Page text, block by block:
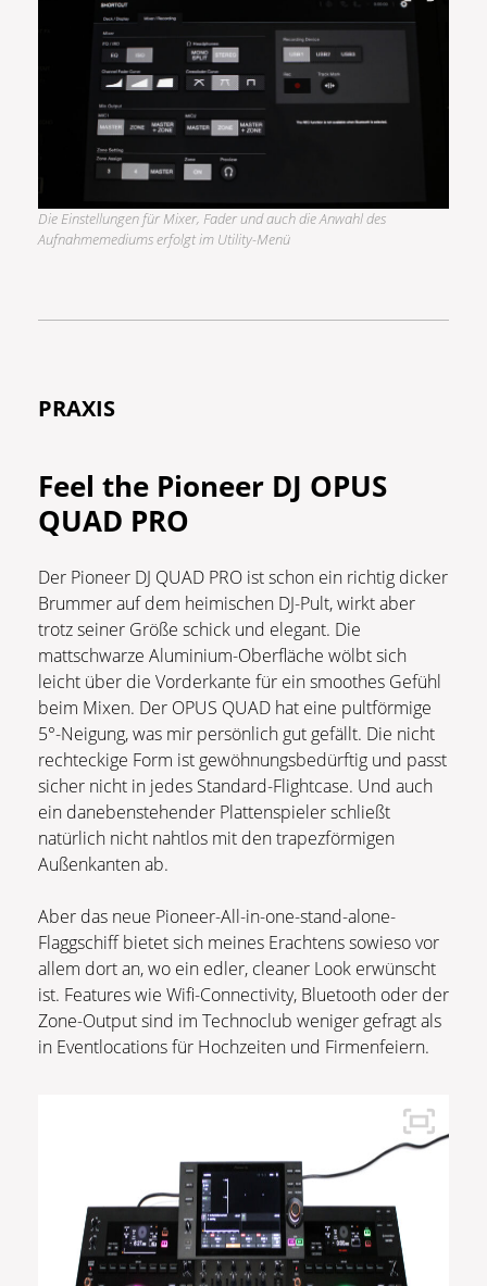
Die Einstellungen für Mixer, Fader und auch die Anwahl des
Aufnahmemediums erfolgt im Utility-Menü
PRAXIS
Feel the Pioneer DJ OPUS
QUAD PRO
Der Pioneer DJ QUAD PRO ist schon ein richtig dicker
Brummer auf dem heimischen DJ-Pult, wirkt aber
trotz seiner Größe schick und elegant. Die
mattschwarze Aluminium-Oberfläche wölbt sich
leicht über die Vorderkante für ein smoothes Gefühl
beim Mixen. Der OPUS QUAD hat eine pultförmige
5°-Neigung, was mir persönlich gut gefällt. Die nicht
rechteckige Form ist gewöhnungsbedürftig und passt
sicher nicht in jedes Standard-Flightcase. Und auch
ein danebenstehender Plattenspieler schließt
natürlich nicht nahtlos mit den trapezförmigen
Außenkanten ab.
Aber das neue Pioneer-All-in-one-stand-alone-
Flaggschiff bietet sich meines Erachtens sowieso vor
allem dort an, wo ein edler, cleaner Look erwünscht
ist. Features wie Wifi-Connectivity, Bluetooth oder der
Zone-Output sind im Technoclub weniger gefragt als
in Eventlocations für Hochzeiten und Firmenfeiern.